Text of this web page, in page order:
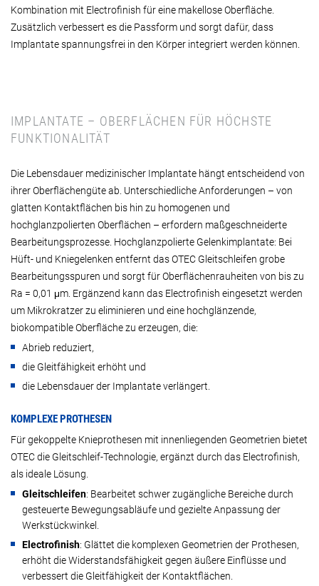
Kombination mit Electrofinish für eine makellose Oberfläche.
Zusätzlich verbessert es die Passform und sorgt dafür, dass
Implantate spannungsfrei in den Körper integriert werden können.
IMPLANTATE – OBERFLÄCHEN FÜR HÖCHSTE
FUNKTIONALITÄT
Die Lebensdauer medizinischer Implantate hängt entscheidend von
ihrer Oberflächengüte ab. Unterschiedliche Anforderungen – von
glatten Kontaktflächen bis hin zu homogenen und
hochglanzpolierten Oberflächen – erfordern maßgeschneiderte
Bearbeitungsprozesse. Hochglanzpolierte Gelenkimplantate: Bei
Hüft- und Kniegelenken entfernt das OTEC Gleitschleifen grobe
Bearbeitungsspuren und sorgt für Oberflächenrauheiten von bis zu
Ra = 0,01 μm. Ergänzend kann das Electrofinish eingesetzt werden
um Mikrokratzer zu eliminieren und eine hochglänzende,
biokompatible Oberfläche zu erzeugen, die:
Abrieb reduziert,
die Gleitfähigkeit erhöht und
die Lebensdauer der Implantate verlängert.
KOMPLEXE PROTHESEN
Für gekoppelte Knieprothesen mit innenliegenden Geometrien bietet
OTEC die Gleitschleif-Technologie, ergänzt durch das Electrofinish,
als ideale Lösung.
Gleitschleifen: Bearbeitet schwer zugängliche Bereiche durch
gesteuerte Bewegungsabläufe und gezielte Anpassung der
Werkstückwinkel.
Electrofinish: Glättet die komplexen Geometrien der Prothesen,
erhöht die Widerstandsfähigkeit gegen äußere Einflüsse und
verbessert die Gleitfähigkeit der Kontaktflächen.